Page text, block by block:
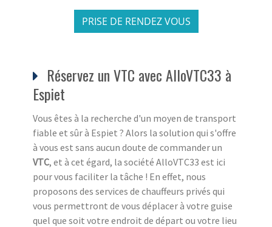
PRISE DE RENDEZ VOUS
Réservez un VTC avec AlloVTC33 à
Espiet
Vous êtes à la recherche d'un moyen de transport
fiable et sûr à Espiet ? Alors la solution qui s'offre
à vous est sans aucun doute de commander un
VTC, et à cet égard, la société AlloVTC33 est ici
pour vous faciliter la tâche ! En effet, nous
proposons des services de chauffeurs privés qui
vous permettront de vous déplacer à votre guise
quel que soit votre endroit de départ ou votre lieu